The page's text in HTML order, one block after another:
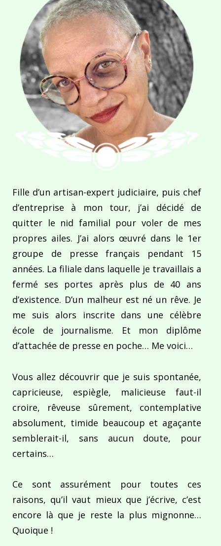
Fille d’un artisan-expert judiciaire, puis chef
d’entreprise à mon tour, j’ai décidé de
quitter le nid familial pour voler de mes
propres ailes. J’ai alors œuvré dans le 1er
groupe de presse français pendant 15
années. La filiale dans laquelle je travaillais a
fermé ses portes après plus de 40 ans
d’existence. D’un malheur est né un rêve. Je
me suis alors inscrite dans une célèbre
école de journalisme. Et mon diplôme
d’attachée de presse en poche… Me voici…
Vous allez découvrir que je suis spontanée,
capricieuse, espiègle, malicieuse faut-il
croire, rêveuse sûrement, contemplative
absolument, timide beaucoup et agaçante
semblerait-il, sans aucun doute, pour
certains…
Ce sont assurément pour toutes ces
raisons, qu’il vaut mieux que j’écrive, c’est
encore là que je reste la plus mignonne…
Quoique !